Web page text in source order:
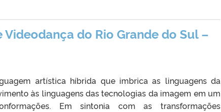
do Rio Grande do Sul –
artística híbrida que imbrica as linguagens da
às linguagens das tecnologias da imagem em um
Em sintonia com as transformações